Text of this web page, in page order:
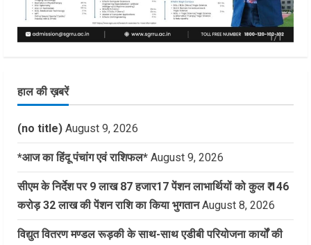
हाल की ख़बरें
(no title) August 9, 2026
*आज का हिंदू पंचांग एवं राशिफल* August 9, 2026
सीएम के निर्देश पर 9 लाख 87 हजार17 पेंशन लाभार्थियों को कुल ₹ 146
करोड़ 32 लाख की पेंशन राशि का किया भुगतान August 8, 2026
विद्युत वितरण मण्डल रूड़की के साथ-साथ एडीबी परियोजना कार्यों की